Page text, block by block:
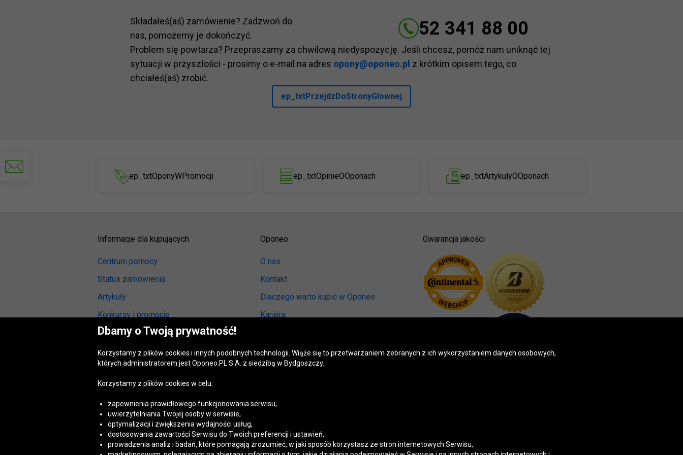
Składałeś(aś) zamówienie? Zadzwoń do
nas, pomożemy je dokończyć.
52 341 88 00
Problem się powtarza? Przepraszamy za chwilową niedyspozycję. Jeśli chcesz, pomóż nam uniknąć tej
sytuacji w przyszłości - prosimy o e-mail na adres opony@oponeo.pl z krótkim opisem tego, co
chciałeś(aś) zrobić.
ep_txtPrzejdzDoStronyGlownej
ep_txtOponyWPromocji ep_txtOpinieOOponach ep_txtArtykulyOOponach
Informacje dla kupujących
Centrum pomocy
Status zamówienia
Artykuły
Konkursy i promocje
Odstąpienie od umowy
Reklamacja gwarancyjna
Opinie o oponach
Akt o usługach cyfrowych(DSA)
Dostępność cyfrowa
Oponeo
O nas
Kontakt
Dlaczego warto kupić w Oponeo
Kariera
Biuro prasowe
Kręci nas recykling
Mapa fotoradarów
Ustawienia cookies
Gwarancja jakości
Dbamy o Twoją prywatność!
Korzystamy z plików cookies i innych podobnych technologii. Wiąże się to przetwarzaniem zebranych z ich wykorzystaniem danych osobowych,
których administratorem jest Oponeo.PL S.A. z siedzibą w Bydgoszczy.
Korzystamy z plików cookies w celu:
zapewnienia prawidłowego funkcjonowania serwisu,
uwierzytelniania Twojej osoby w serwisie,
optymalizacji i zwiększenia wydajności usług,
dostosowania zawartości Serwisu do Twoich preferencji i ustawień,
prowadzenia analiz i badań, które pomagają zrozumieć, w jaki sposób korzystasz ze stron internetowych Serwisu,